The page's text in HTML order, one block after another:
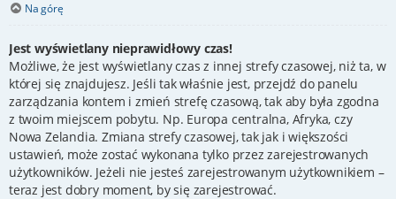
Na górę
Jest wyświetlany nieprawidłowy czas!
Możliwe, że jest wyświetlany czas z innej strefy czasowej, niż ta, w
której się znajdujesz. Jeśli tak właśnie jest, przejdź do panelu
zarządzania kontem i zmień strefę czasową, tak aby była zgodna
z twoim miejscem pobytu. Np. Europa centralna, Afryka, czy
Nowa Zelandia. Zmiana strefy czasowej, tak jak i większości
ustawień, może zostać wykonana tylko przez zarejestrowanych
użytkowników. Jeżeli nie jesteś zarejestrowanym użytkownikiem –
teraz jest dobry moment, by się zarejestrować.